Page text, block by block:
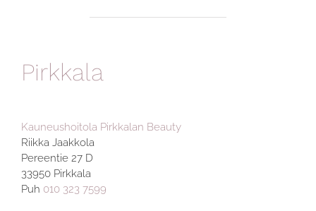
Pirkkala
Kauneushoitola Pirkkalan Beauty
Riikka Jaakkola
Pereentie 27 D
33950 Pirkkala
Puh 010 323 7599